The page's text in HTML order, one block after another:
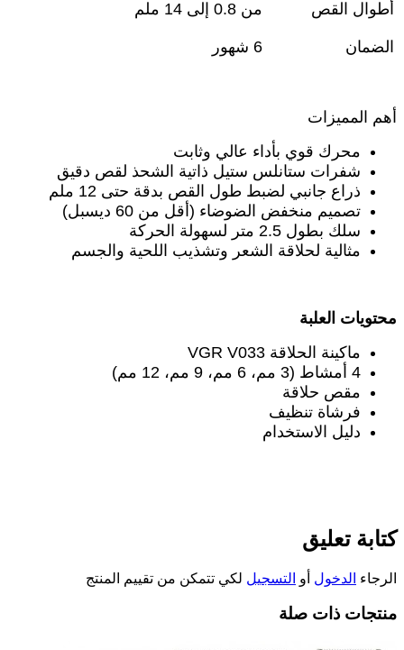
أطوال القص من 0.8 إلى 14 ملم
الضمان 6 شهور
أهم المميزات
محرك قوي بأداء عالي وثابت
شفرات ستانلس ستيل ذاتية الشحذ لقص دقيق
ذراع جانبي لضبط طول القص بدقة حتى 12 ملم
تصميم منخفض الضوضاء (أقل من 60 ديسبل)
سلك بطول 2.5 متر لسهولة الحركة
مثالية لحلاقة الشعر وتشذيب اللحية والجسم
محتويات العلبة
ماكينة الحلاقة
4 أمشاط (3 مم، 6 مم، 9 مم، 12 مم)
مقص حلاقة
فرشاة تنظيف
دليل الاستخدام
كتابة تعليق
الرجاء الدخول أو التسجيل لكي تتمكن من تقييم المنتج
منتجات ذات صلة